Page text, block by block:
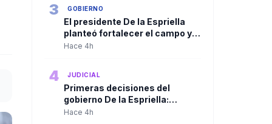
3 GOBIERNO
El presidente De la Espriella
planteó fortalecer el campo y
ampliar la presencia del Estado
Hace 4h
4 JUDICIAL
Primeras decisiones del
gobierno De la Espriella:
Trasladan a más de 100
Hace 4h